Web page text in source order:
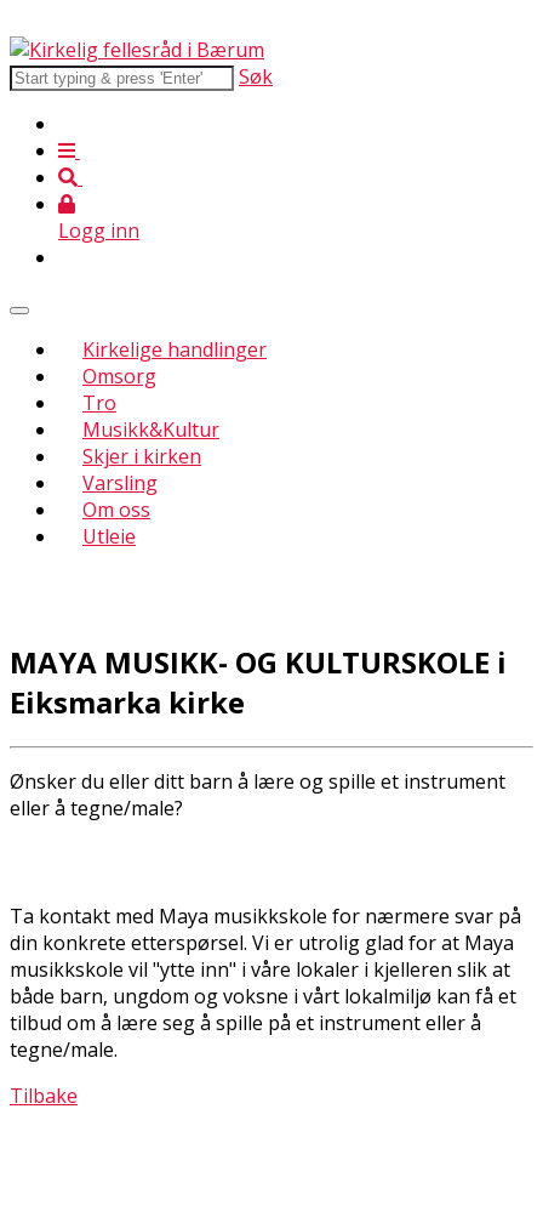
Søk
Logg inn
Kirkelige handlinger
Omsorg
Tro
Musikk&Kultur
Skjer i kirken
Varsling
Om oss
Utleie
MAYA MUSIKK- OG KULTURSKOLE i
Eiksmarka kirke
Ønsker du eller ditt barn å lære og spille et instrument
eller å tegne/male?
Ta kontakt med Maya musikkskole for nærmere svar på
din konkrete etterspørsel. Vi er utrolig glad for at Maya
musikkskole vil "flytte inn" i våre lokaler i kjelleren slik at
både barn, ungdom og voksne i vårt lokalmiljø kan få et
tilbud om å lære seg å spille på et instrument eller å
tegne/male.
Tilbake